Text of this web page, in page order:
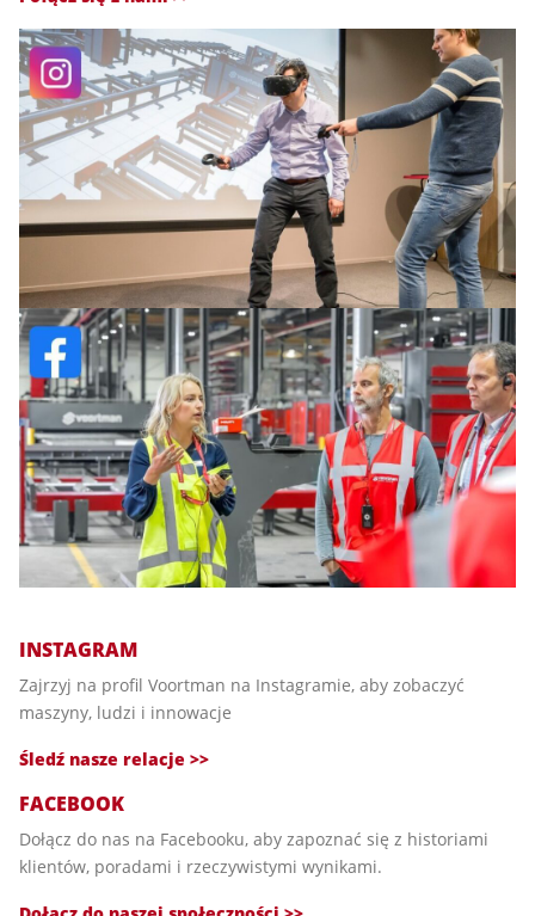
INSTAGRAM
Zajrzyj na profil Voortman na Instagramie, aby zobaczyć
maszyny, ludzi i innowacje
Śledź nasze relacje >>
FACEBOOK
Dołącz do nas na Facebooku, aby zapoznać się z historiami
klientów, poradami i rzeczywistymi wynikami.